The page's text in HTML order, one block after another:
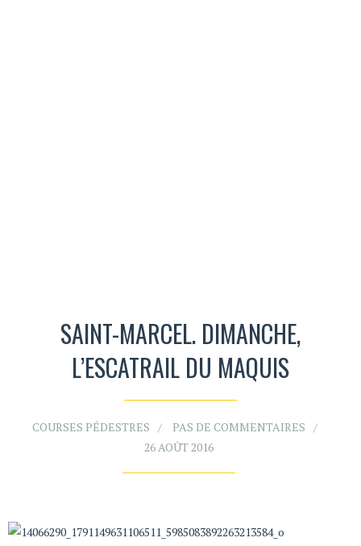
SAINT-MARCEL. DIMANCHE,
L’ESCATRAIL DU MAQUIS
COURSES PÉDESTRES
PAS DE COMMENTAIRES
26 AOÛT 2016